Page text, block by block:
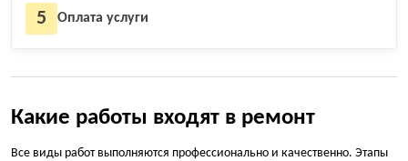
5 Оплата услуги
Какие работы входят в ремонт
Все виды работ выполняются профессионально и качественно. Этапы